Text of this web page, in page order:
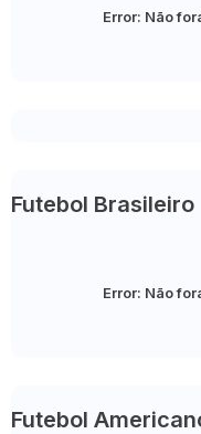
Error: Não
Futebol Brasileiro
Error: Não
Futebol